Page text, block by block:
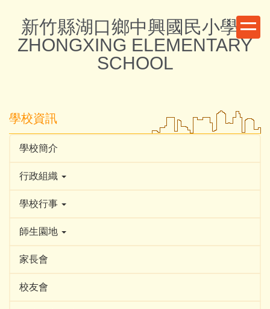
新竹縣湖口鄉中興國民小學 -
ZHONGXING ELEMENTARY
SCHOOL
學校資訊
學校簡介
行政組織
學校行事
師生園地
家長會
校友會